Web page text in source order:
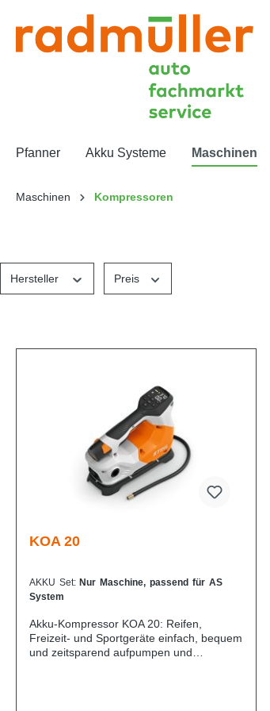
Pfanner Akku Systeme Maschinen
Maschinen Kompressoren
Hersteller Preis
KOA 20
AKKU Set: Nur Maschine, passend für AS
System
Akku-Kompressor KOA 20: Reifen,
Freizeit- und Sportgeräte einfach, bequem
und zeitsparend aufpumpen und